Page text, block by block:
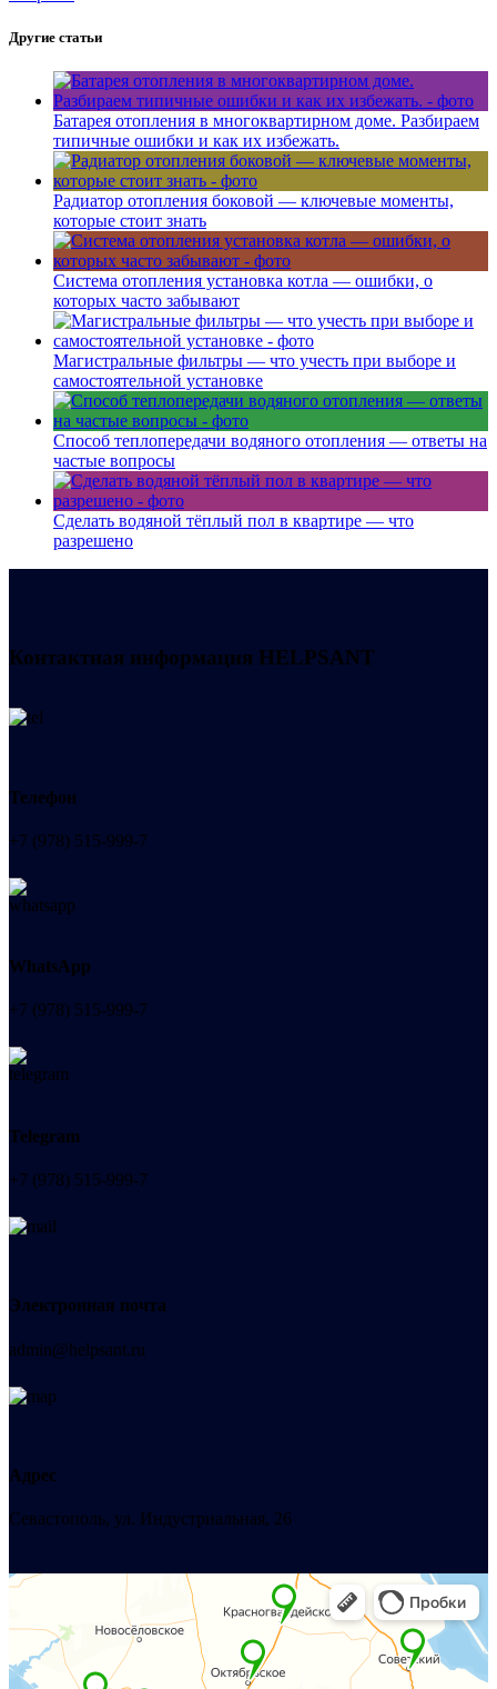
Другие статьи
Батарея отопления в многоквартирном доме. Разбираем
типичные ошибки и как их избежать.
Радиатор отопления боковой — ключевые моменты,
которые стоит знать
Система отопления установка котла — ошибки, о
которых часто забывают
Магистральные фильтры — что учесть при выборе и
самостоятельной установке
Способ теплопередачи водяного отопления — ответы на
частые вопросы
Сделать водяной тёплый пол в квартире — что
разрешено
Контактная информация HELPSANT
Телефон
+7 (978) 515-999-7
WhatsApp
+7 (978) 515-999-7
Telegram
+7 (978) 515-999-7
Электронная почта
admin@helpsant.ru
Адрес
Севастополь, ул. Индустриальная, 26